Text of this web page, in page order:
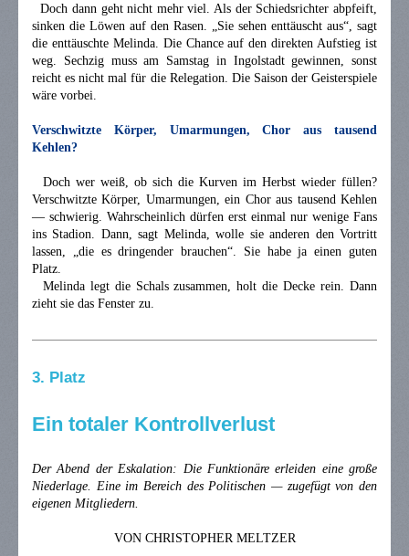
Doch dann geht nicht mehr viel. Als der Schiedsrichter abpfeift,
sinken die Löwen auf den Rasen. „Sie sehen enttäuscht aus“, sagt
die enttäuschte Melinda. Die Chance auf den direkten Aufstieg ist
weg. Sechzig muss am Samstag in Ingolstadt gewinnen, sonst
reicht es nicht mal für die Relegation. Die Saison der Geisterspiele
wäre vorbei.
Verschwitzte Körper, Umarmungen, Chor aus tausend
Kehlen?
Doch wer weiß, ob sich die Kurven im Herbst wieder füllen?
Verschwitzte Körper, Umarmungen, ein Chor aus tausend Kehlen
— schwierig. Wahrscheinlich dürfen erst einmal nur wenige Fans
ins Stadion. Dann, sagt Melinda, wolle sie anderen den Vortritt
lassen, „die es dringender brauchen“. Sie habe ja einen guten
Platz.
Melinda legt die Schals zusammen, holt die Decke rein. Dann
zieht sie das Fenster zu.
3. Platz
Ein totaler Kontrollverlust
Der Abend der Eskalation: Die Funktionäre erleiden eine große
Niederlage. Eine im Bereich des Politischen — zugefügt von den
eigenen Mitgliedern.
VON CHRISTOPHER MELTZER